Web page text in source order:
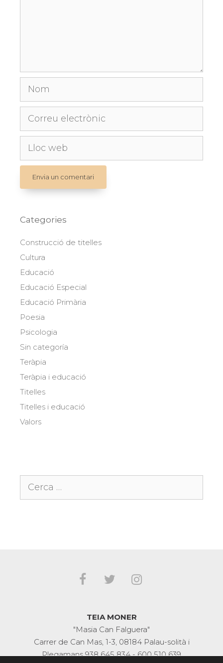
Nom
Correu
electrònic
Lloc
web
Categories
Construcció de titelles
Cultura
Educació
Educació Especial
Educació Primària
Poesia
Psicologia
Sin categoría
Teràpia
Teràpia i educació
Titelles
Titelles i educació
Valors
TEIA MONER
"Masia Can Falguera"
Carrer de Can Mas, 1-3, 08184 Palau-solità i
Plegamans938 645 834-600 510 639